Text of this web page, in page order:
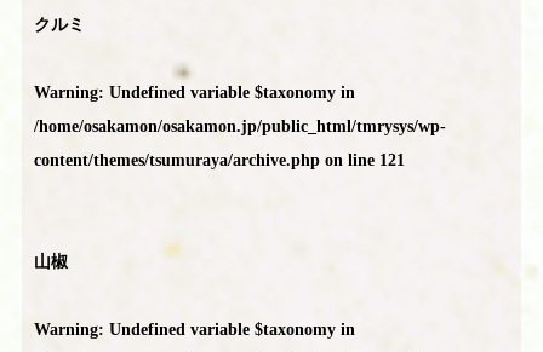
クルミ
Warning: Undefined variable $taxonomy in
/home/osakamon/osakamon.jp/public_html/tmrysys/wp-
content/themes/tsumuraya/archive.php on line 121
山椒
Warning: Undefined variable $taxonomy in